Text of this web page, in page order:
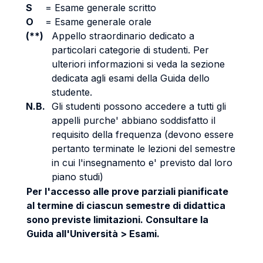
S = Esame generale scritto
O
= Esame generale orale
(**)
Appello straordinario dedicato a
particolari categorie di studenti. Per
ulteriori informazioni si veda la sezione
dedicata agli esami della Guida dello
studente.
N.B. Gli studenti possono accedere a tutti gli
appelli purche' abbiano soddisfatto il
requisito della frequenza (devono essere
pertanto terminate le lezioni del semestre
in cui l'insegnamento e' previsto dal loro
piano studi)
Per l'accesso alle prove parziali pianificate
al termine di ciascun semestre di didattica
sono previste limitazioni. Consultare la
Guida all'Università > Esami.